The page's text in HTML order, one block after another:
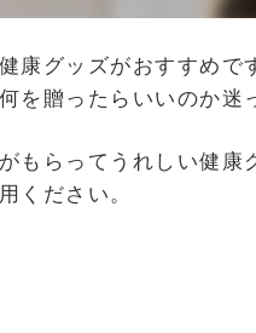
康グッズがおすすめ
を贈ったらいいのか迷
もらってうれしい健
ください。